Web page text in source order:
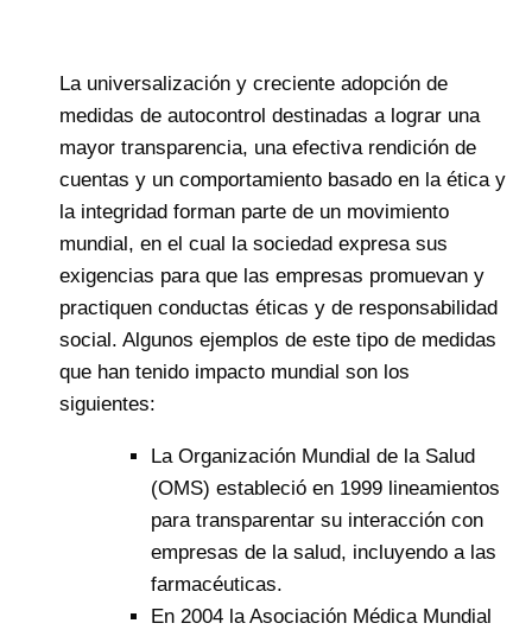
La universalización y creciente adopción de
medidas de autocontrol destinadas a lograr una
mayor transparencia, una efectiva rendición de
cuentas y un comportamiento basado en la ética y
la integridad forman parte de un movimiento
mundial, en el cual la sociedad expresa sus
exigencias para que las empresas promuevan y
practiquen conductas éticas y de responsabilidad
social. Algunos ejemplos de este tipo de medidas
que han tenido impacto mundial son los
siguientes:
La Organización Mundial de la Salud
(OMS) estableció en 1999 lineamientos
para transparentar su interacción con
empresas de la salud, incluyendo a las
farmacéuticas.
En 2004 la Asociación Médica Mundial